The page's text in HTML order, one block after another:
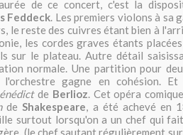
de ce concert, c'est la
Feddeck. Les premiers violons à sa
le reste des cuivres étant bien à
les cordes graves étants
sur le plateau. Autre détail
normale. Une partition pour
l'orchestre gagne en cohésion. Et
de Berlioz. Cet opéra
deShakespeare, a été achevé en
surtout lorsqu'on a un chef qui
(le chef sautant régulièrement